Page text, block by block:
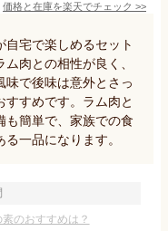
価格と在庫を楽天でチェック >>
宅で楽しめるセット
肉との相性が良く、
味で後味は意外とさっ
すめです。ラム肉と
も簡単で、家族での食
一品になります。
のおすすめは？